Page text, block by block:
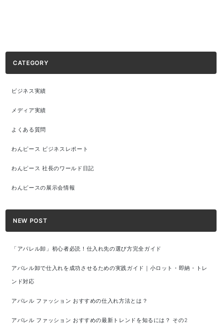
CATEGORY
ビジネス実績
メディア実績
よくある質問
わんピース ビジネスレポート
わんピース 社長のワールド日記
わんピースの展示会情報
NEW POST
「アパレル卸」初心者必読！仕入れ先の選び方完全ガイド
アパレル卸で仕入れを成功させるための実践ガイド｜小ロット・即納・トレ
ンド対応
アパレル ファッション おすすめの仕入れ方法とは？
アパレル ファッション おすすめの最新トレンドを知るには？ その2